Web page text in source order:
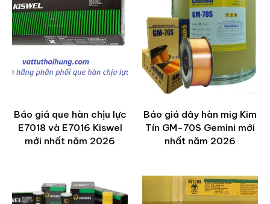
Báo giá que hàn chịu lực
E7018 và E7016 Kiswel
mới nhất năm 2026
Báo giá dây hàn mig Kim
Tín GM-70S Gemini mới
nhất năm 2026